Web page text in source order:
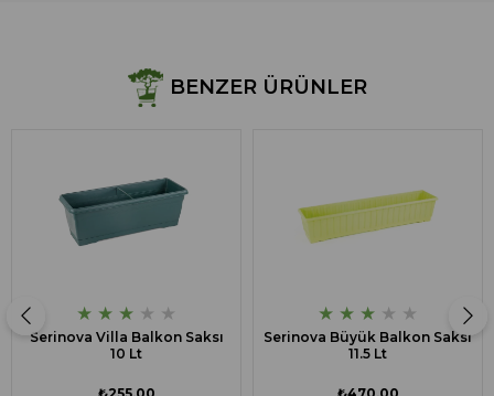
BENZER ÜRÜNLER
★ ★ ★ ★ ★
Serinova Villa Balkon Saksı
10 Lt
★ ★ ★ ★ ★
Serinova Büyük Balkon Saksı
11.5 Lt